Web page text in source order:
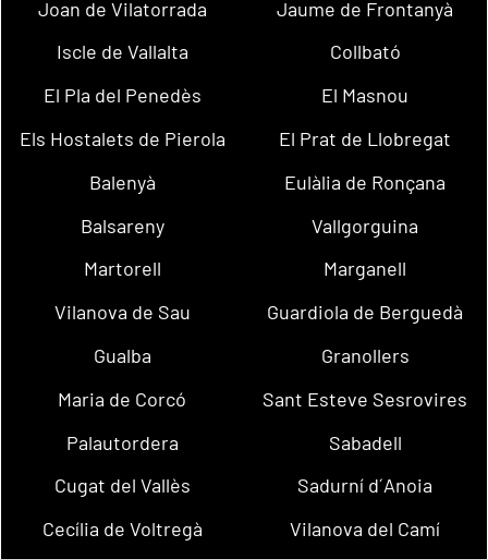
Joan de Vilatorrada
Jaume de Frontanyà
Iscle de Vallalta
Collbató
El Pla del Penedès
El Masnou
Els Hostalets de Pierola
El Prat de Llobregat
Balenyà
Eulàlia de Ronçana
Balsareny
Vallgorguina
Martorell
Marganell
Vilanova de Sau
Guardiola de Berguedà
Gualba
Granollers
Maria de Corcó
Sant Esteve Sesrovires
Palautordera
Sabadell
Cugat del Vallès
Sadurní d´Anoia
Cecília de Voltregà
Vilanova del Camí